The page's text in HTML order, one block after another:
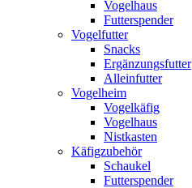
Vogelhaus
Futterspender
Vogelfutter
Snacks
Ergänzungsfutter
Alleinfutter
Vogelheim
Vogelkäfig
Vogelhaus
Nistkasten
Käfigzubehör
Schaukel
Futterspender